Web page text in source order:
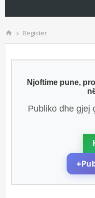
Register
Njoftime pune,
Publiko dhe gjej
+